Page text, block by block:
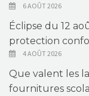
6 AOÛT 2026
Éclipse du 12
protection
4 AOÛT 2026
Que valent les
fournitures